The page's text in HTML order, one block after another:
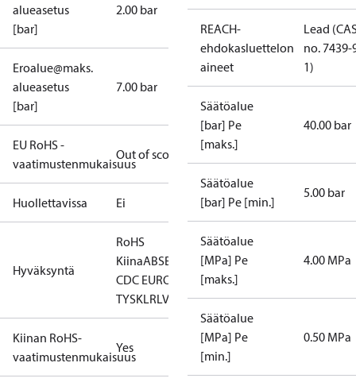
alueasetus
[bar]
2.00 bar
Eroalue@maks.
alueasetus
[bar]
7.00 bar
EU RoHS -
vaatimustenmukaisuus
Out of scope
Huollettavissa Ei
Hyväksyntä
RoHS
KiinaABSBV CCSCE CMIM EACGL KRS
CDC EURO-
TYSKLRLVD NKKRINARMRSRoHSTYSK
Kiinan RoHS-
vaatimustenmukaisuus
Yes
REACH-
ehdokasluettelon
aineet
Lead
no. 7439-
1)
Säätöalue
[bar] Pe
[maks.]
40.00 bar
Säätöalue
[bar] Pe [min.]
5.00 bar
Säätöalue
[MPa] Pe
[maks.]
4.00 MPa
Säätöalue
[MPa] Pe
[min.]
0.50 MPa